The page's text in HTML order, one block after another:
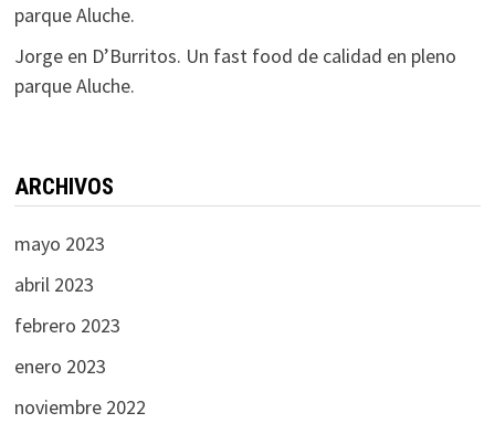
parque Aluche.
Jorgeen D’Burritos. Un fast food de calidad en pleno
parque Aluche.
ARCHIVOS
mayo 2023
abril 2023
febrero 2023
enero 2023
noviembre 2022